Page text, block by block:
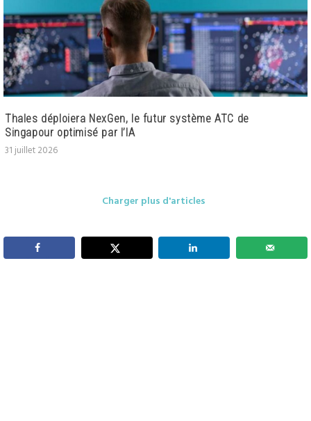
Thales déploiera NexGen, le futur système ATC de
Singapour optimisé par l’IA
31 juillet 2026
Charger plus d'articles